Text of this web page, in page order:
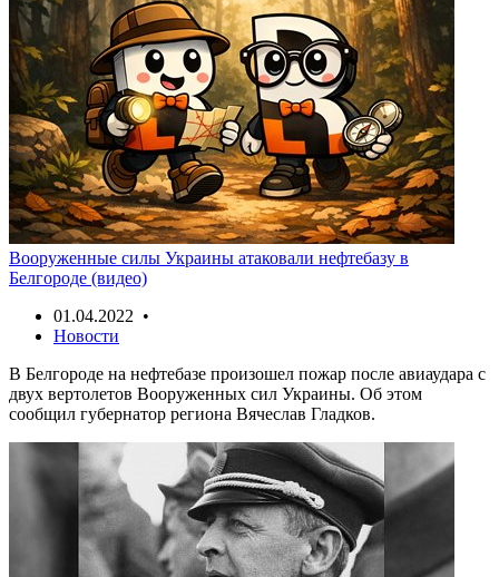
Вооруженные силы Украины атаковали нефтебазу в
Белгороде (видео)
01.04.2022 •
Новости
В Белгороде на нефтебазе произошел пожар после авиаудара с
двух вертолетов Вооруженных сил Украины. Об этом
сообщил губернатор региона Вячеслав Гладков.